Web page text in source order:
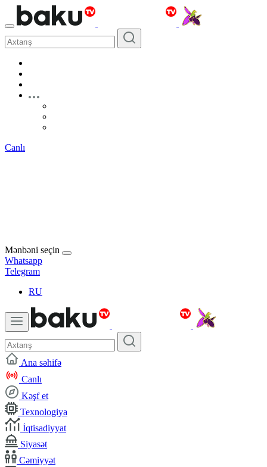
Canlı
Mənbəni seçin
Whatsapp
Telegram
RU
Ana səhifə
Canlı
Kəşf et
Texnologiya
İqtisadiyyat
Siyasət
Cəmiyyət